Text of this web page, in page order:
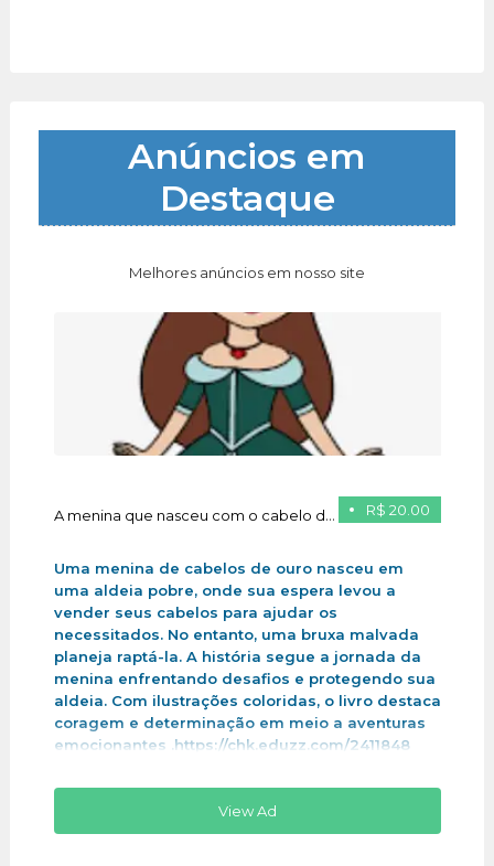
Anúncios em
Destaque
Melhores anúncios em nosso site
R$ 20.00
A menina que nasceu com o cabelo de ouro
Uma menina de cabelos de ouro nasceu em
uma aldeia pobre, onde sua espera levou a
vender seus cabelos para ajudar os
necessitados. No entanto, uma bruxa malvada
planeja raptá-la. A história segue a jornada da
menina enfrentando desafios e protegendo sua
aldeia. Com ilustrações coloridas, o livro destaca
coragem e determinação em meio a aventuras
emocionantes .https://chk.eduzz.com/2411848
View Ad